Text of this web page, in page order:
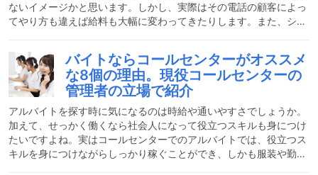
ないイメージかと思います。しかし、実際はその電話の顧客によっ
てやり方も違えば給料も大幅に変わってきたりします。また、シフ
収入で融通が利くという働きやすい仕事であることは間違いないか
もしれません。それでは、具体的な仕事内容や特徴までしっかりと
ご紹介していきたいと思います。コールセンターのおおまかな仕事
内容大きく分けて二つあります。①インバウンドいわゆる受付業
務です。ジャパネットたかたさんなんかを思い浮かべるとイメージ
し
バイトならコールセンターがオススメ
な8個の理由。現役コールセンターの
管理者の立場で紹介
アルバイトを探す時に気になるのは時給や通いやすさでしょうか。
加えて、せっかく働くなら社会人になって役立つスキルも身につけ
たいですよね。実はコールセンターでのアルバイトでは、役立つス
キルを身につけながらしっかり稼ぐことができ、しかも服装や勤務